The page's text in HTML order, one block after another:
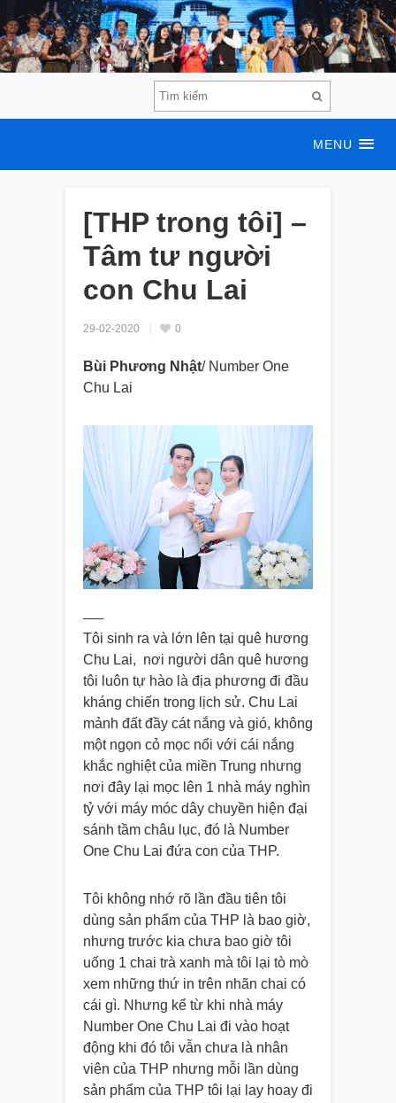
MENU
[THP trong tôi] –
Tâm tư người
con Chu Lai
29-02-2020 0
Bùi Phương Nhật/ Number One
Chu Lai
—–
Tôi sinh ra và lớn lên tại quê hương
Chu Lai, nơi người dân quê hương
tôi luôn tự hào là địa phương đi đầu
kháng chiến trong lịch sử. Chu Lai
mảnh đất đầy cát nắng và gió, không
một ngọn cỏ mọc nổi với cái nắng
khắc nghiệt của miền Trung nhưng
nơi đây lại mọc lên 1 nhà máy nghìn
tỷ với máy móc dây chuyền hiện đại
sánh tầm châu lục, đó là Number
One Chu Lai đứa con của THP.
Tôi không nhớ rõ lần đầu tiên tôi
dùng sản phẩm của THP là bao giờ,
nhưng trước kia chưa bao giờ tôi
uống 1 chai trà xanh mà tôi lại tò mò
xem những thứ in trên nhãn chai có
cái gì. Nhưng kể từ khi nhà máy
Number One Chu Lai đi vào hoạt
động khi đó tôi vẫn chưa là nhân
viên của THP nhưng mỗi lần dùng
sản phẩm của THP tôi lại lay hoay đi